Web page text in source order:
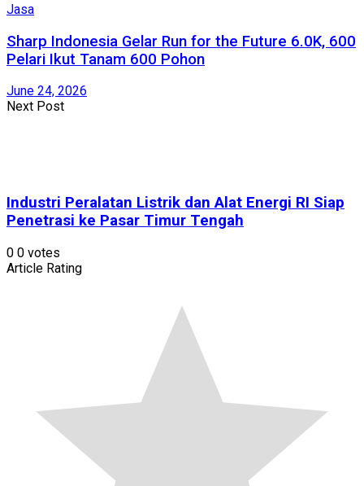
Jasa
Sharp Indonesia Gelar Run for the Future 6.0K, 600
Pelari Ikut Tanam 600 Pohon
June 24, 2026
Next Post
Industri Peralatan Listrik dan Alat Energi RI Siap
Penetrasi ke Pasar Timur Tengah
0 0 votes
Article Rating